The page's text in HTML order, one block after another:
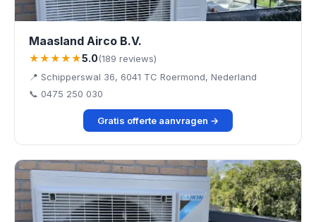
Maasland Airco B.V.
★★★★★5.0(189 reviews)
📍 Schipperswal 36, 6041 TC Roermond, Nederland
📞 0475 250 030
Gratis offerte aanvragen →